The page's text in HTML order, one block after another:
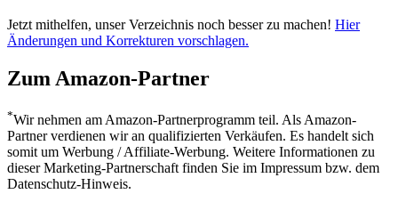
Jetzt mithelfen, unser Verzeichnis noch besser zu machen! Hier
Änderungen und Korrekturen vorschlagen.
Zum Amazon-Partner
*Wir nehmen am Amazon-Partnerprogramm teil. Als Amazon-
Partner verdienen wir an qualifizierten Verkäufen. Es handelt sich
somit um Werbung / Affiliate-Werbung. Weitere Informationen zu
dieser Marketing-Partnerschaft finden Sie im Impressum bzw. dem
Datenschutz-Hinweis.